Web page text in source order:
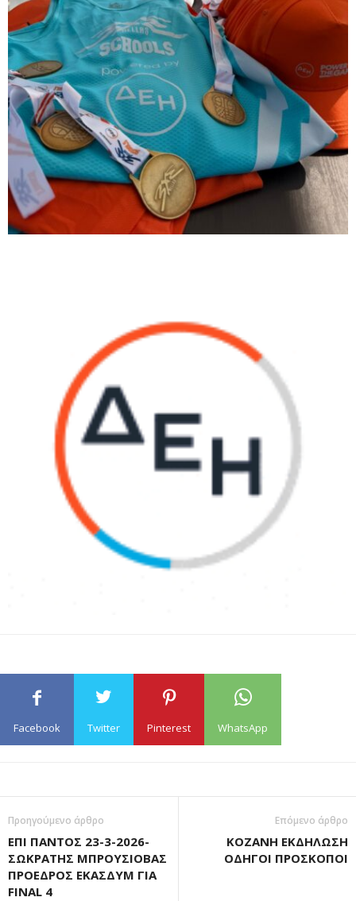
Facebook Twitter Pinterest WhatsApp
Προηγούμενο άρθρο
ΕΠΙ ΠΑΝΤΟΣ 23-3-2026-
ΣΩΚΡΑΤΗΣ ΜΠΡΟΥΣΙΟΒΑΣ
ΠΡΟΕΔΡΟΣ ΕΚΑΣΔΥΜ ΓΙΑ
FINAL 4
Επόμενο άρθρο
ΚΟΖΑΝΗ ΕΚΔΗΛΩΣΗ
ΟΔΗΓΟΙ ΠΡΟΣΚΟΠΟΙ